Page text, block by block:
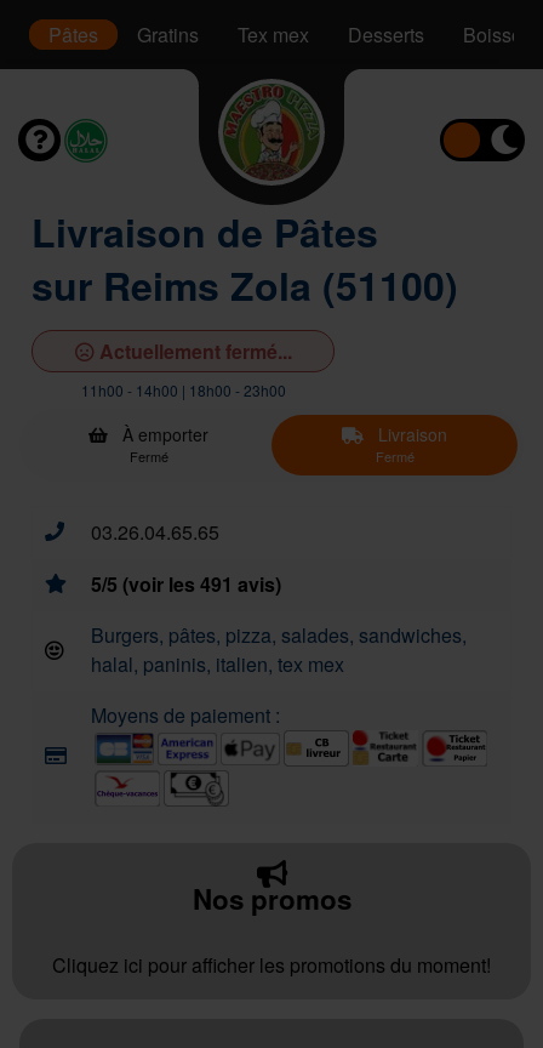
Pâtes Gratins Tex mex Desserts Boissons
Livraison de Pâtes
sur Reims Zola (51100)
Actuellement fermé...
11h00 - 14h00 | 18h00 - 23h00
À emporter
Fermé
Livraison
Fermé
03.26.04.65.65
5/5 (voir les 491 avis)
Burgers, pâtes, pizza, salades, sandwiches,
halal, paninis, italien, tex mex
Moyens de paiement :
Nos promos
Cliquez ici pour afficher les promotions du moment!